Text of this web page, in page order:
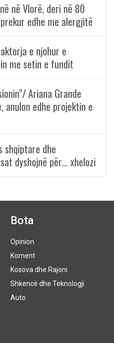
në Vlorë, deri në 80
edhe me alergjitë
e njohur e
me setin e fundit
Ariana Grande
anulon edhe projektin e
shqiptare dhe
dyshojnë për… xhelozi
Bota
Opinion
Koment
Kosova dhe Rajoni
Shkencë dhe Teknologji
Auto